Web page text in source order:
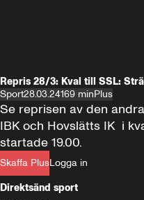
Repris 28/3: Kval till SSL:
Sport28.03.24169 minPlus
Skaffa PlusLogga in
Se reprisen av den
IBK och Hovslätts IK  i
startade 19.00.
Direktsänd sport